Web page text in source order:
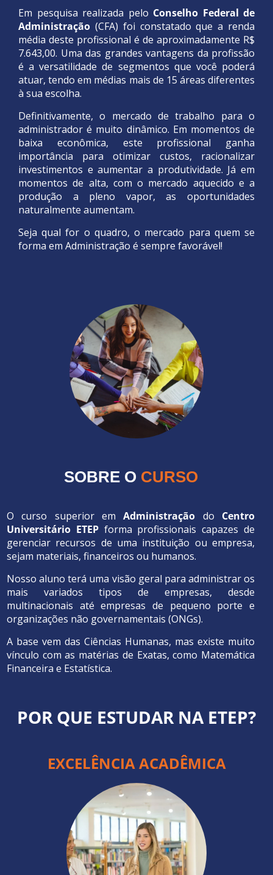
Em pesquisa realizada pelo Conselho Federal de
Administração (CFA) foi constatado que a renda
média deste profissional é de aproximadamente R$
7.643,00. Uma das grandes vantagens da profissão
é a versatilidade de segmentos que você poderá
atuar, tendo em médias mais de 15 áreas diferentes
à sua escolha.
Definitivamente, o mercado de trabalho para o
administrador é muito dinâmico. Em momentos de
baixa econômica, este profissional ganha
importância para otimizar custos, racionalizar
investimentos e aumentar a produtividade. Já em
momentos de alta, com o mercado aquecido e a
produção a pleno vapor, as oportunidades
naturalmente aumentam.
Seja qual for o quadro, o mercado para quem se
forma em Administração é sempre favorável!
SOBRE O CURSO
O curso superior emAdministração do Centro
Universitário ETEPforma profissionais capazes de
gerenciar recursos de uma instituição ou empresa,
sejam materiais, financeiros ou humanos.
Nosso aluno terá uma visão geral para administrar os
mais variados tipos de empresas, desde
multinacionais até empresas de pequeno porte e
organizações não governamentais (ONGs).
A base vem das Ciências Humanas, mas existe muito
vínculo com as matérias de Exatas, como Matemática
Financeira e Estatística.
POR QUE ESTUDAR NA ETEP?
EXCELÊNCIA ACADÊMICA